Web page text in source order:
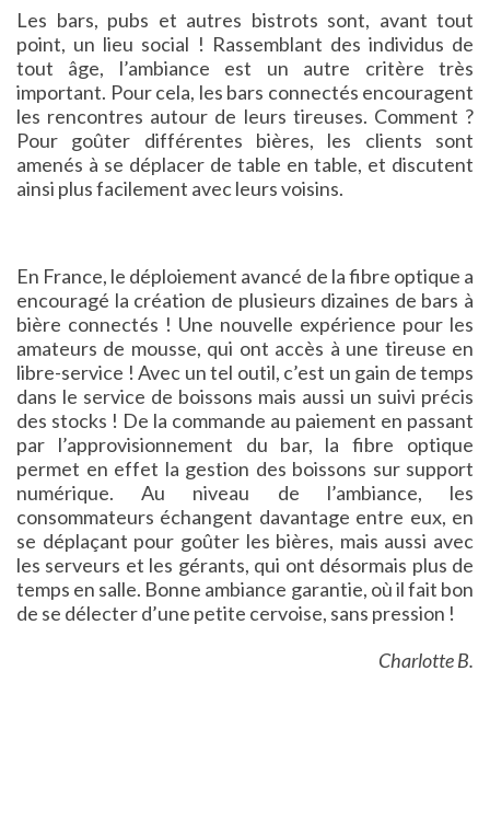
Les bars, pubs et autres bistrots sont, avant tout
point, un lieu social ! Rassemblant des individus de
tout âge, l’ambiance est un autre critère très
important. Pour cela, les bars connectés encouragent
les rencontres autour de leurs tireuses. Comment ?
Pour goûter différentes bières, les clients sont
amenés à se déplacer de table en table, et discutent
ainsi plus facilement avec leurs voisins.
En France, le déploiement avancé de la fibre optique a
encouragé la création de plusieurs dizaines de bars à
bière connectés ! Une nouvelle expérience pour les
amateurs de mousse, qui ont accès à une tireuse en
libre-service ! Avec un tel outil, c’est un gain de temps
dans le service de boissons mais aussi un suivi précis
des stocks ! De la commande au paiement en passant
par l’approvisionnement du bar, la fibre optique
permet en effet la gestion des boissons sur support
numérique. Au niveau de l’ambiance, les
consommateurs échangent davantage entre eux, en
se déplaçant pour goûter les bières, mais aussi avec
les serveurs et les gérants, qui ont désormais plus de
temps en salle. Bonne ambiance garantie, où il fait bon
de se délecter d’une petite cervoise, sans pression !
Charlotte B.